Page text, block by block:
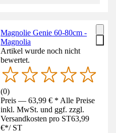
Magnolie Genie 60-80cm -
Magnolia
Artikel wurde noch nicht
bewertet.
(0)
Preis — 63,99 € * Alle Preise
inkl. MwSt. und ggf. zzgl.
Versandkosten pro ST63,99
€*/ ST